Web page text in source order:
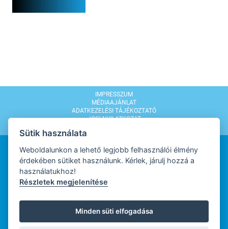
IMPRESSZUM
MÉDIAAJÁNLAT
ADATKEZELÉSI TÁJÉKOZTATÓ
JOGI NYILATKOZAT
WEBDESIGN
WEBFEJLESZTŐ
Sütik használata
Weboldalunkon a lehető legjobb felhasználói élmény
érdekében sütiket használunk. Kérlek, járulj hozzá a
használatukhoz!
Részletek megjelenítése
Minden süti elfogadása